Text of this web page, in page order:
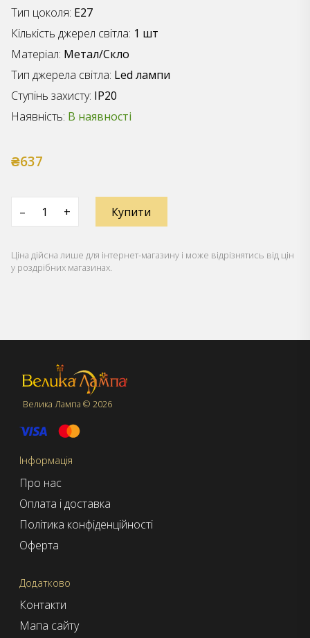
Тип цоколя: E27
Кількість джерел світла: 1 шт
Матеріал: Метал/Скло
Тип джерела світла: Led лампи
Ступінь захисту: IP20
Наявність: В наявності
₴637
– + Купити
Ціна дійсна лише для інтернет-магазину і може відрізнятись від цін
у роздрібних магазинах.
Велика Лампа © 2026
Інформація
Про нас
Оплата і доставка
Політика конфіденційності
Оферта
Додатково
Контакти
Мапа сайту